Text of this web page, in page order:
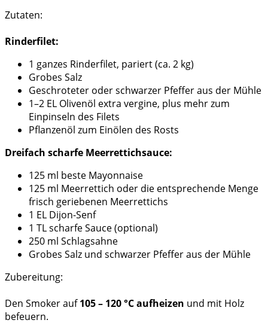
Zutaten:
Rinderfilet:
1 ganzes Rinderfilet, pariert (ca. 2 kg)
Grobes Salz
Geschroteter oder schwarzer Pfeffer aus der Mühle
1–2 EL Olivenöl extra vergine, plus mehr zum
Einpinseln des Filets
Pflanzenöl zum Einölen des Rosts
Dreifach scharfe Meerrettichsauce:
125 ml beste Mayonnaise
125 ml Meerrettich oder die entsprechende Menge
frisch geriebenen Meerrettichs
1 EL Dijon-Senf
1 TL scharfe Sauce (optional)
250 ml Schlagsahne
Grobes Salz und schwarzer Pfeffer aus der Mühle
Zubereitung:
Den Smoker auf105 – 120 °C aufheizen und mit Holz
befeuern.